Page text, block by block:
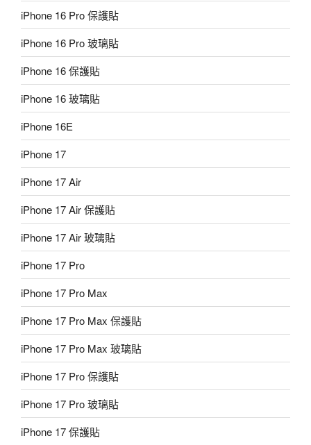
iPhone 16 Pro 保護貼
iPhone 16 Pro 玻璃貼
iPhone 16 保護貼
iPhone 16 玻璃貼
iPhone 16E
iPhone 17
iPhone 17 Air
iPhone 17 Air 保護貼
iPhone 17 Air 玻璃貼
iPhone 17 Pro
iPhone 17 Pro Max
iPhone 17 Pro Max 保護貼
iPhone 17 Pro Max 玻璃貼
iPhone 17 Pro 保護貼
iPhone 17 Pro 玻璃貼
iPhone 17 保護貼